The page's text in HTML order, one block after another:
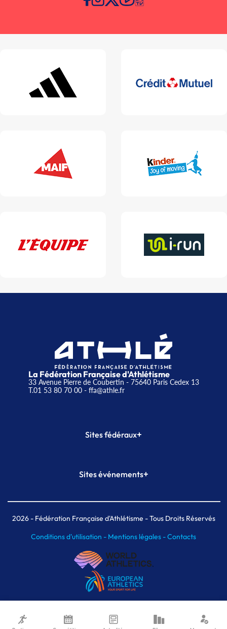
La Fédération Française d'Athlétisme
33 Avenue Pierre de Coubertin - 75640 Paris Cedex 13
T.01 53 80 70 00- ffa@athle.fr
Sites fédéraux+
Plateforme Formation
Sites événements+
Meeting de Paris indoor
MAIF Ekiden de Paris
2026- Fédération Française d'Athlétisme - Tous Droits Réservés
Conditions d'utilisation - Mentions légales -Contacts